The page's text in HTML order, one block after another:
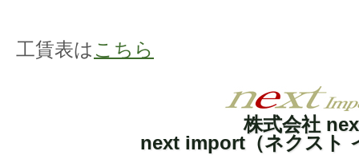
工賃表は こちら
株式会社
next import（ネクスト